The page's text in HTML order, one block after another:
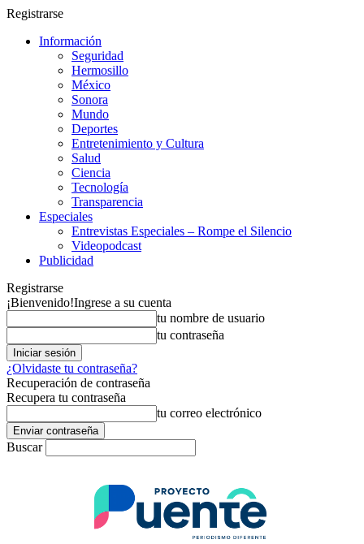
Registrarse
Información
Seguridad
Hermosillo
México
Sonora
Mundo
Deportes
Entretenimiento y Cultura
Salud
Ciencia
Tecnología
Transparencia
Especiales
Entrevistas Especiales – Rompe el Silencio
Videopodcast
Publicidad
Registrarse
¡Bienvenido!Ingrese a su cuenta
tu nombre de usuario
tu contraseña
¿Olvidaste tu contraseña?
Recuperación de contraseña
Recupera tu contraseña
tu correo electrónico
Buscar